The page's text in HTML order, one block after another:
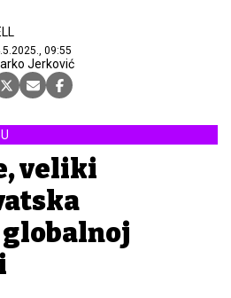
09:55
Jerković
veliki